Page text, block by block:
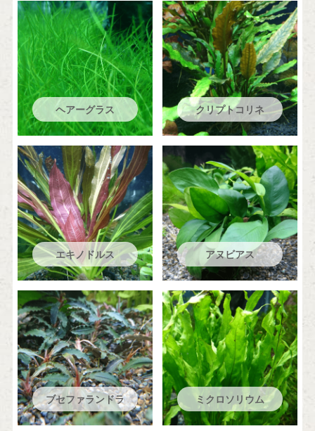
ヘアーグラス クリプトコリネ
エキノドルス アヌビアス
ブセファランドラ ミクロソリウム